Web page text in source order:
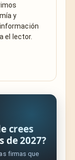
y
el lector.
crees
de 2027?
firmas que